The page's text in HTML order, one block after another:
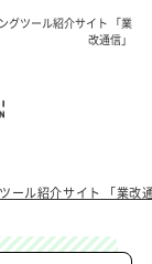
グツール紹介サイト 「業
改通信」
ール紹介サイト 「業改